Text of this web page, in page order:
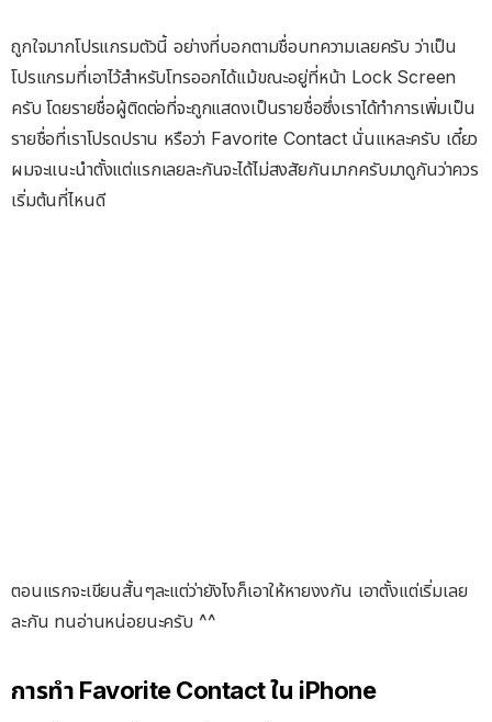
ถูกใจมากโปรแกรมตัวนี้ อย่างที่บอกตามชื่อบทความเลยครับ ว่าเป็น
โปรแกรมที่เอาไว้สำหรับโทรออกได้แม้ขณะอยู่ที่หน้า Lock Screen
ครับ โดยรายชื่อผู้ติดต่อที่จะถูกแสดงเป็นรายชื่อซึ่งเราได้ทำการเพิ่มเป็น
รายชื่อที่เราโปรดปราน หรือว่า Favorite Contact นั่นแหละครับ เดี๋ยว
ผมจะแนะนำตั้งแต่แรกเลยละกันจะได้ไม่สงสัยกันมากครับมาดูกันว่าควร
เริ่มต้นที่ไหนดี
ตอนแรกจะเขียนสั้นๆละแต่ว่ายังไงก็เอาให้หายงงกัน เอาตั้งแต่เริ่มเลย
ละกัน ทนอ่านหน่อยนะครับ ^^
การทำ Favorite Contact ใน iPhone